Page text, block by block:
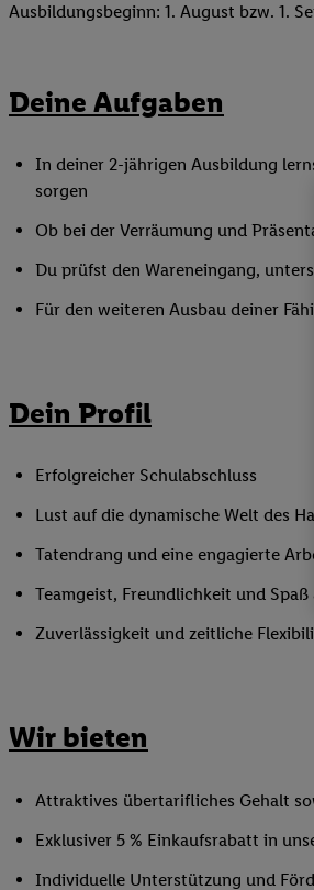
Ausbildungsbeginn: 1. August bzw. 1.
Deine Aufgaben
In deiner 2-jährigen Ausbildung
sorgen
Ob bei der Verräumung und
Du prüfst den Wareneingang,
Für den weiteren Ausbau deiner
Dein Profil
Erfolgreicher Schulabschluss
Lust auf die dynamische Welt des
Tatendrang und eine engagierte
Teamgeist, Freundlichkeit und Spaß
Zuverlässigkeit und zeitliche
Wir bieten
Attraktives übertarifliches Gehalt
Exklusiver 5 % Einkaufsrabatt in
Individuelle Unterstützung und